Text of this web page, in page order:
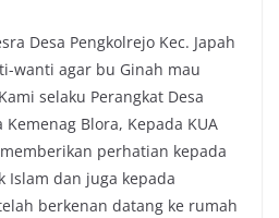
Desa Pengkolrejo Kec. Japah
wanti agar bu Ginah mau
selaku Perangkat Desa
Blora, Kepada KUA
perhatian kepada
Islam dan juga kepada
berkenan datang ke rumah